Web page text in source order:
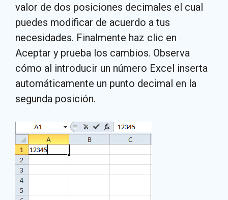
valor de dos posiciones decimales el cual
puedes modificar de acuerdo a tus
necesidades. Finalmente haz clic en
Aceptar y prueba los cambios. Observa
cómo al introducir un número Excel inserta
automáticamente un punto decimal en la
segunda posición.